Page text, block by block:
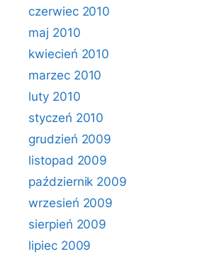
czerwiec 2010
maj 2010
kwiecień 2010
marzec 2010
luty 2010
styczeń 2010
grudzień 2009
listopad 2009
październik 2009
wrzesień 2009
sierpień 2009
lipiec 2009